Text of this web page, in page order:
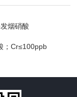
烟硝酸
；Cr≤100ppb